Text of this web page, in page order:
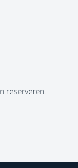
reserveren.